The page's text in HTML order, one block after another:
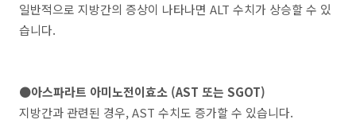
일반적으로 지방간의 증상이 나타나면 ALT 수치가 상승할 수 있
습니다.
●아스파라트 아미노전이효소 (AST 또는 SGOT)
지방간과 관련된 경우, AST 수치도 증가할 수 있습니다.